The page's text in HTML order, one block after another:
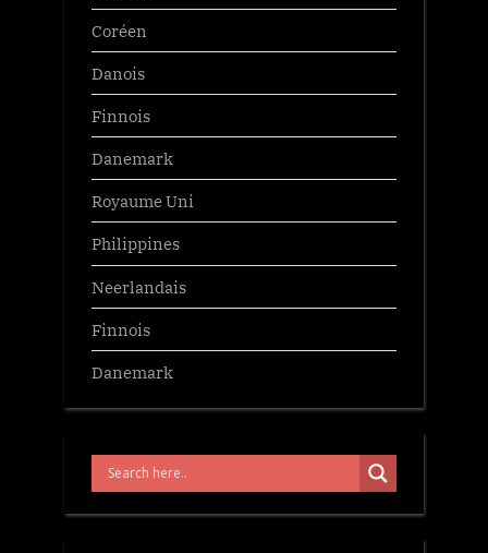
Coréen
Danois
Finnois
Danemark
Royaume Uni
Philippines
Neerlandais
Finnois
Danemark